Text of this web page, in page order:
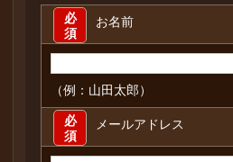
お名前
必
須
（例：山田太郎）
メールアドレス
必
須